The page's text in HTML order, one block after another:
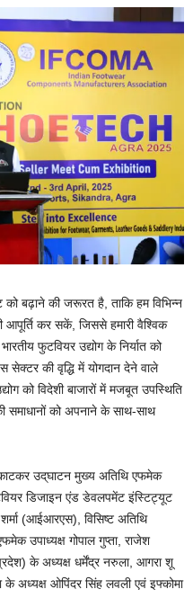
बढ़ाने की जरूरत है, ताकि हम विभिन्न
कर सकें, जिससे हमारी वैश्विक
फुटवियर उद्योग के निर्यात को
सेक्टर की वृद्धि में योगदान देने वाले
को विदेशी बाजारों में मजबूत उपस्थिति
समाधानों को अपनाने के साथ-साथ
उद्‌घाटन मुख्य अतिथि एफमेक
डिजाइन एंड डेवलपमेंट इंस्टिट्यूट
(आईआरएस), विसिष्ट अतिथि
उपाध्यक्ष गोपाल गुप्ता, राजेश
के अध्यक्ष धर्मेंद्र नरुला, आगरा शू
अध्यक्ष ओपिंदर सिंह लवली एवं इफ्कोमा